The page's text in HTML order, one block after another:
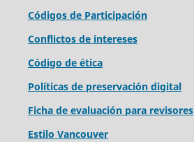
Códigos de Participación
Conflictos de intereses
Código de ética
Políticas de preservación digital
Ficha de evaluación para revisores
Estilo Vancouver